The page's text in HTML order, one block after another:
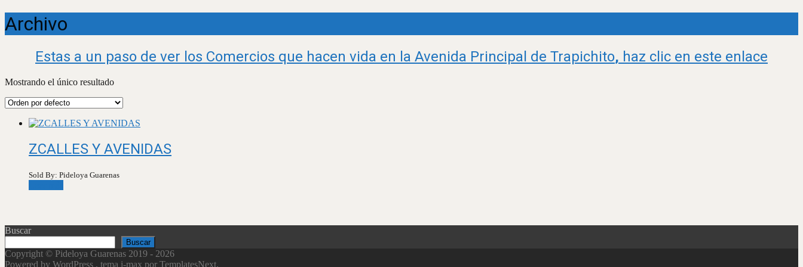
Archivo
Estas a un paso de ver los Comercios que hacen vida en la Avenida Principal de Trapichito, haz clic en este enlace
Mostrando el único resultado
ZCALLES Y AVENIDAS
Sold By: Pideloya Guarenas
Buscar
Buscar
Copyright © Pideloya Guarenas 2019 - 2026
Powered by WordPress , tema i-max por TemplatesNext.